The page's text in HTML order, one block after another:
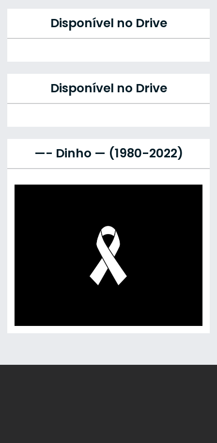
Disponível no Drive
Disponível no Drive
—- Dinho — (1980-2022)